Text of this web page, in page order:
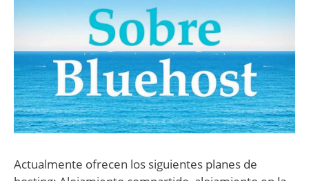
Actualmente ofrecen los siguientes planes de